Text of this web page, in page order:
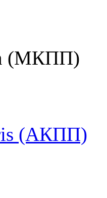
(МКПП)
(АКПП)